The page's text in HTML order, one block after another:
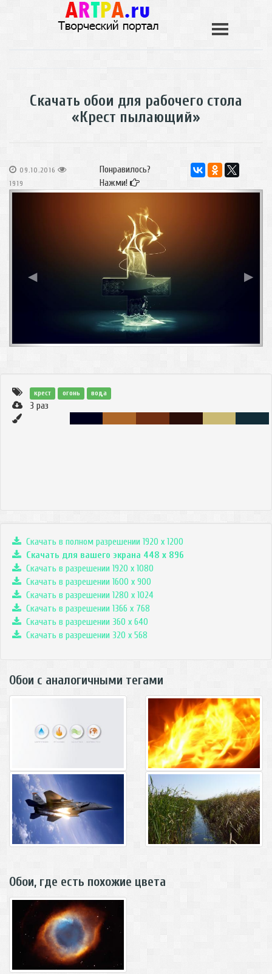
Скачать обои для рабочего стола
«Крест пылающий»
09.10.2016
1919
Понравилось?
Нажми!
◀ ▶
крест огонь вода
3 раз
Скачать в полном разрешении 1920 x 1200
Скачать для вашего экрана 448 x 896
Скачать в разрешении 1920 x 1080
Скачать в разрешении 1600 x 900
Скачать в разрешении 1280 x 1024
Скачать в разрешении 1366 x 768
Скачать в разрешении 360 x 640
Скачать в разрешении 320 x 568
Обои с аналогичными тегами
Обои, где есть похожие цвета